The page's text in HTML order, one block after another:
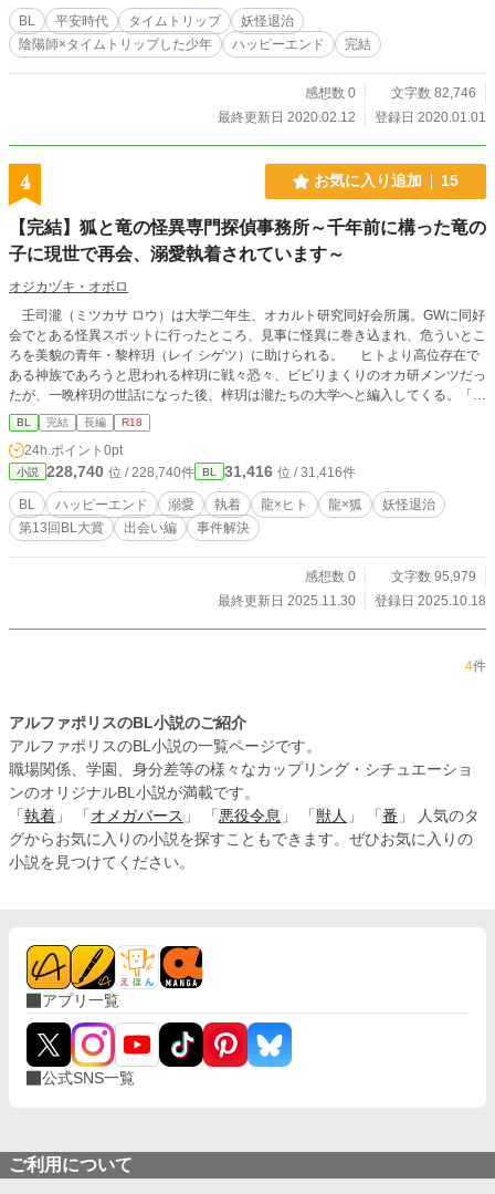
が、うっかり辿り着いた方は、躊躇わずにバックお願いします ⚫︎攻めが受けに
出会うまでは、ちょっぴり酷い奴でした ⚫︎一度だけですが、攻守逆転します ご
注意くださいm(_ _)m 『撫子の華が咲く』https://www.alphapolis.co.jp/novel/33
していません。なので、前作を読まなくてもわかるように書くつもりですが、お
時間が有る方は拙作『撫子の華が咲く』を先にお読み頂けると幸いです 他サイ
BL 平安時代 タイムトリップ
妖怪退治
陰陽師×タイムトリップした少年
ハッピーエンド 完結
感想数 0
文字数 82,746
最終更新日 2020.02.12
登録日 2020.01.01
4 お気に入り追加 15
【完結】狐と竜の怪異専門探偵事務所～千年前に構った竜の
子に現世で再会、溺愛執着されています～
オジカヅキ・オボロ
壬司瀧（ミツカサ ロウ）は大学二年生、オカルト研究同好会所属。GWに同好
会でとある怪異スポットに行ったところ、見事に怪異に巻き込まれ、危ういとこ
ろを美貌の青年・黎梓玥（レイ シゲツ）に助けられる。 ヒトより高位存在で
ある神族であろうと思われる梓玥に戦々恐々、ビビりまくりのオカ研メンツだっ
たが、一晩梓玥の世話になった後、梓玥は瀧たちの大学へと編入してくる。「妖
魔鬼怪や怪異に対して、私は有効で安全な手段」と売り込んでくる。オカ研メン
バーは驚きつつも受け入れ、梓玥はオカ研5人目のメンバーとなった。 その
後、持ち込まれた怪異に対して対応するオカ研、瀧の実家に行き両親や兄たちに
会い「瀧を私に預けて欲しい」と言う梓玥、再びの持ち込み案件の解決など事件
を経て、瀧は梓玥のことを思い出す。そして―― 表題の出会い編となりま
す。
BL 完結 長編 R18
24h.ポイント 0pt
小説 228,740 位 / 228,740件 BL 31,416 位 / 31,416件
BL ハッピーエンド 溺愛 執着 龍×ヒト 龍×狐
妖怪退治
第13回BL大賞
出会い編 事件解決
感想数 0
文字数 95,979
最終更新日 2025.11.30
登録日 2025.10.18
4件
アルファポリスのBL小説のご紹介
アルファポリスのBL小説の一覧ページです。
職場関係、学園、身分差等の様々なカップリング・シチュエーショ
ンのオリジナルBL小説が満載です。
「 執着 」 「 オメガバース 」 「 悪役令息 」 「 獣人 」 「 番 」 人気のタ
グからお気に入りの小説を探すこともできます。ぜひお気に入りの
小説を見つけてください。
アプリ一覧
公式SNS一覧
ご利用について